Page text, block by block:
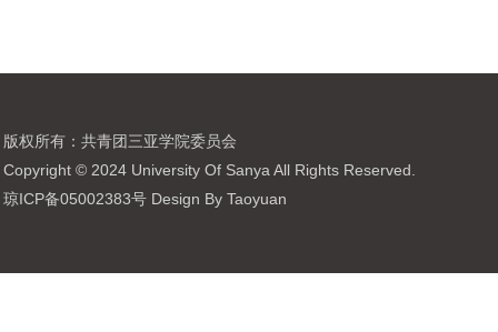
版权所有：共青团三亚学院委员会
Copyright © 2024 University Of Sanya All Rights Reserved.
琼ICP备05002383号 Design By Taoyuan